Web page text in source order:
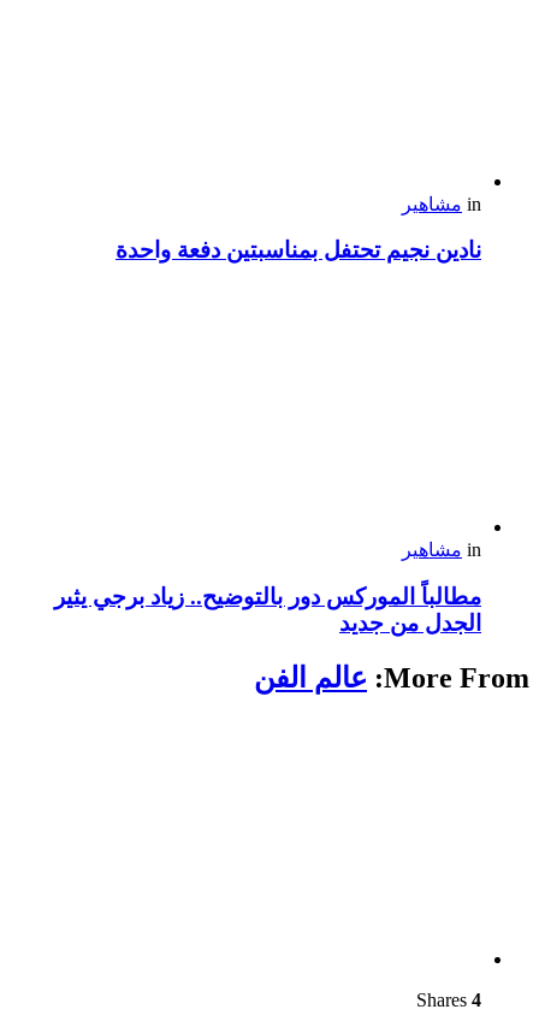
in مشاهير
نادين نجيم تحتفل بمناسبتين دفعة واحدة
in مشاهير
مطالباً الموركس دور بالتوضيح.. زياد برجي يثير
الجدل من جديد
More From: عالم الفن
4